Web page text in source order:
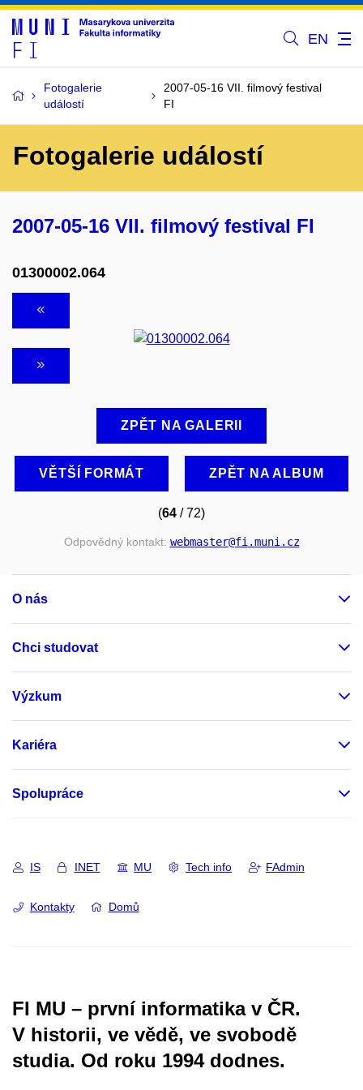
EN
Fotogalerie
událostí
2007-05-16 VII. filmový festival
FI
Fotogalerie událostí
2007-05-16 VII. filmový festival FI
01300002.064
ZPĚT NA GALERII
VĚTŠÍ FORMÁT ZPĚT NA ALBUM
(64 / 72)
Odpovědný kontakt: webmaster@fi.muni.cz
O nás
Chci studovat
Výzkum
Kariéra
Spolupráce
IS INET MU Tech info FAdmin
Kontakty Domů
FI MU – první informatika v ČR.
V historii, ve vědě, ve svobodě
studia. Od roku 1994 dodnes.